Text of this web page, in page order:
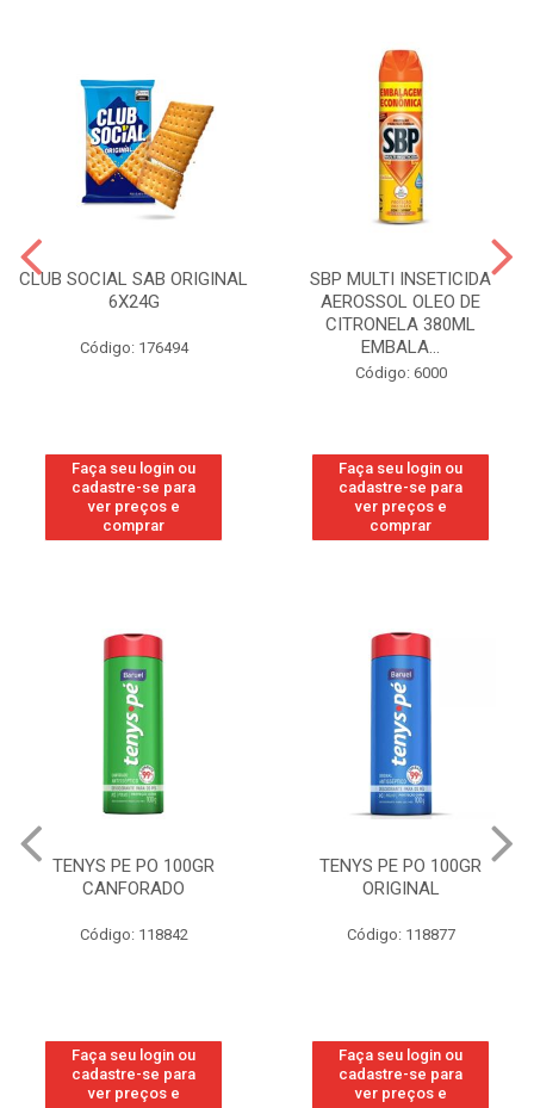
CLUB SOCIAL SAB ORIGINAL
6X24G
Código: 176494
Faça seu login ou
cadastre-se para
ver preços e
comprar
SBP MULTI INSETICIDA
AEROSSOL OLEO DE
CITRONELA 380ML
EMBALA...
Código: 6000
Faça seu login ou
cadastre-se para
ver preços e
comprar
TENYS PE PO 100GR
CANFORADO
Código: 118842
Faça seu login ou
cadastre-se para
ver preços e
TENYS PE PO 100GR
ORIGINAL
Código: 118877
Faça seu login ou
cadastre-se para
ver preços e